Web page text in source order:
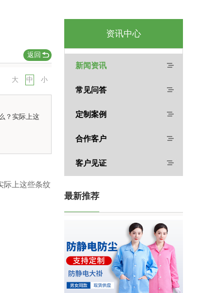
返回
大 中 小
？实际上这
际上这些条纹
资讯中心
新闻资讯
常见问答
定制案例
合作客户
客户见证
最新推荐